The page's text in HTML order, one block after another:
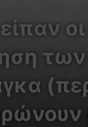
των